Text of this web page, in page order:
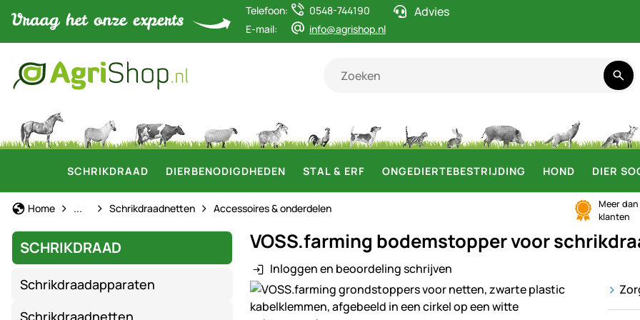
Telefoon:
0548-744190
E-mail:
info@agrishop.nl
Advies
SCHRIKDRAAD DIERBENODIGDHEDEN STAL & ERF ONGEDIERTEBESTRIJDING HOND DIER
Home Schrikdraad
... Schrikdraadnetten Accessoires & onderdelen
Meer
klanten
SCHRIKDRAAD
Schrikdraadapparaten
Schrikdraadnetten
VOSS.farming bodemstopper voor
Inloggen en beoordeling schrijven
Productgalerij